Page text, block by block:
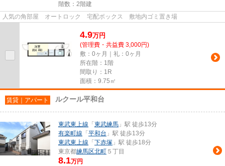
階数：2階建
人気の角部屋 オートロック 宅配ボックス 敷地内ゴミ置き場
4.9万円
(管理費・共益費 3,000円)
敷：0ヶ月｜礼：0ヶ月
所在階：1階
間取り：1R
面積：9.75㎡
賃貸｜アパート ルクール平和台
東武東上線 「 東武練馬 」駅 徒歩13分
有楽町線 「 平和台 」駅 徒歩13分
東武東上線 「 下赤塚 」駅 徒歩18分
東京都練馬区北町 ５丁目
8.1万円